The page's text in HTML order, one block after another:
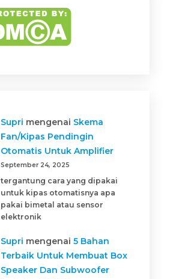
Supri mengenai Skema
Fan/Kipas Pendingin
Otomatis Untuk Amplifier
September 24, 2025
tergantung cara yang dipakai
untuk kipas otomatisnya apa
pakai bimetal atau sensor
elektronik
Supri mengenai5 Bahan
Terbaik Untuk Membuat Box
Speaker Dan Subwoofer